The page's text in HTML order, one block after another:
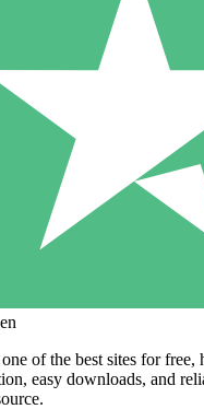
of the best sites for free,
easy downloads, and